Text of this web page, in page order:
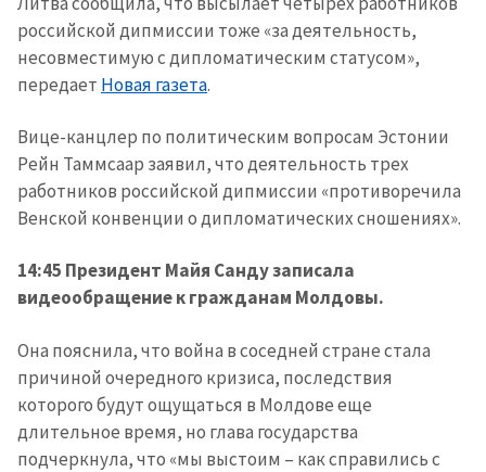
российской дипмиссии тоже «за деятельность,
несовместимую с дипломатическим статусом»,
передает Новая газета.
Вице-канцлер по политическим вопросам Эстонии
Рейн Таммсаар заявил, что деятельность трех
работников российской дипмиссии «противоречила
Венской конвенции о дипломатических сношениях».
14:45 Президент Майя Санду записала
видеообращение к гражданам Молдовы.
Она пояснила, что война в соседней стране стала
причиной очередного кризиса, последствия
которого будут ощущаться в Молдове еще
длительное время, но глава государства
подчеркнула, что «мы выстоим – как справились с